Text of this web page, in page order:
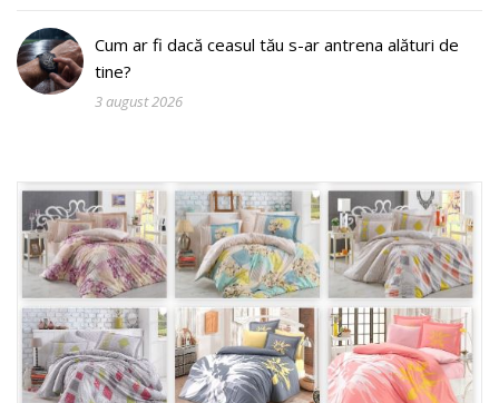
Cum ar fi dacă ceasul tău s-ar antrena alături de
tine?
3 august 2026